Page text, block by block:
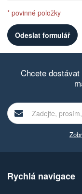
* povinné položky
Chcete
Rychlá navigace